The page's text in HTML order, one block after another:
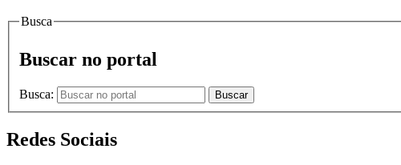
Busca
Buscar no portal
Busca: Buscar
Redes Sociais